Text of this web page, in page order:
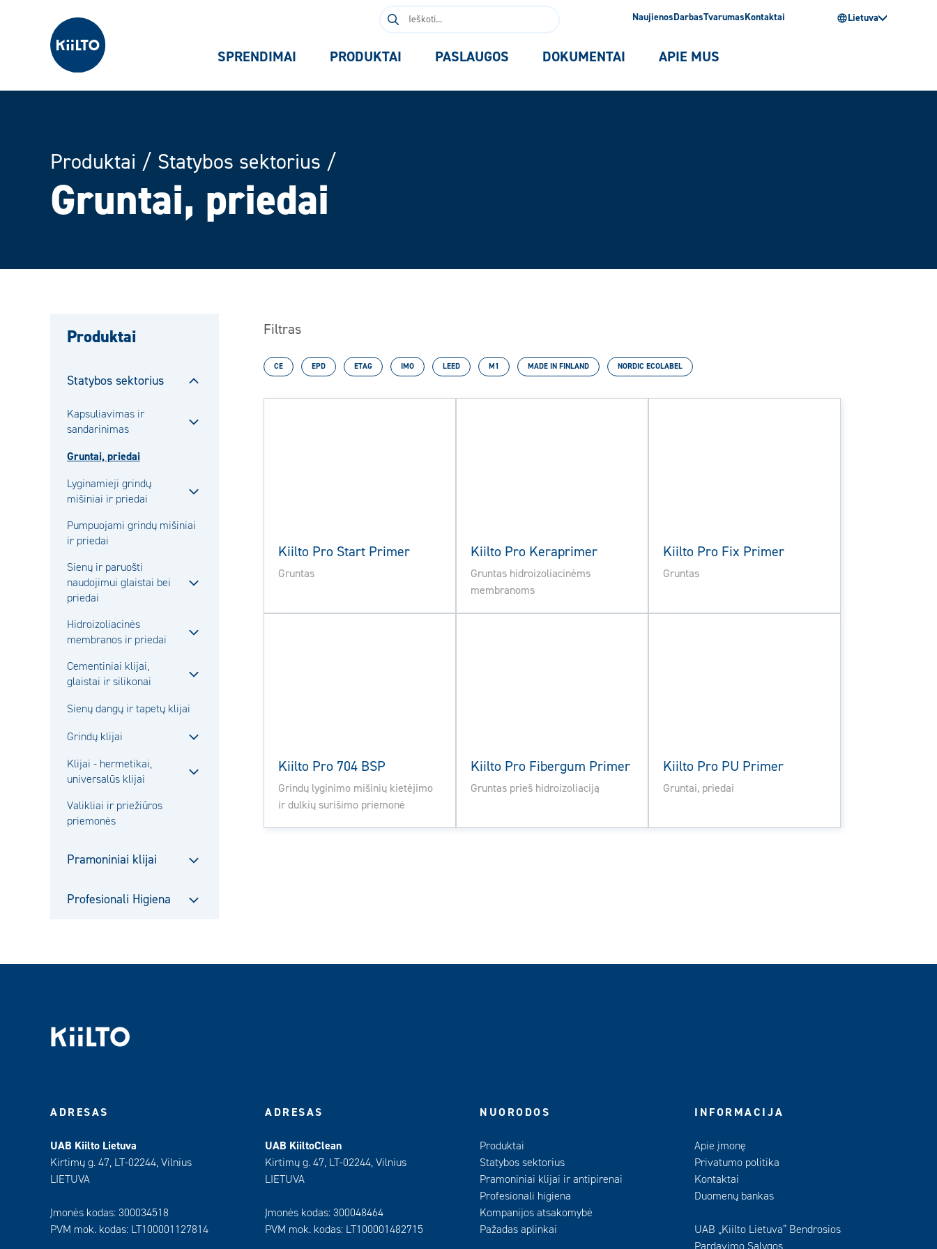
Kiilto Lietuva Ieškoti: NaujienosDarbasTvarumasKontaktai Lietuva
SPRENDIMAI PRODUKTAI PASLAUGOS DOKUMENTAI APIE MUS
Produktai / Statybos sektorius /
Gruntai, priedai
Produktai
Statybos sektorius
Kapsuliavimas ir
sandarinimas
Gruntai, priedai
Lyginamieji grindų
mišiniai ir priedai
alavalikko
Pumpuojami grindų mišiniai
ir priedai
Sienų ir paruošti
naudojimui glaistai bei
priedai
Hidroizoliacinės
membranos ir priedai
Cementiniai klijai,
glaistai ir silikonai
Sienų dangų ir tapetų klijai
Grindų klijai
alavalikko
Klijai - hermetikai,
universalūs klijai
Valikliai ir priežiūros
priemonės
Pramoniniai klijai
Profesionali Higiena
Filtras
CE EPD ETAG IMO LEED M1 MADE IN FINLAND NORDIC ECOLABEL
Kiilto Pro Start Primer
Gruntas
Kiilto Pro Keraprimer
Gruntas hidroizoliacinėms
membranoms
Kiilto Pro Fix Primer
Gruntas
Kiilto Pro 704 BSP
Grindų lyginimo mišinių kietėjimo
ir dulkių surišimo priemonė
Kiilto Pro Fibergum Primer
Gruntas prieš hidroizoliaciją
Kiilto Pro PU Primer
Gruntai, priedai
ADRESAS
UAB Kiilto Lietuva
Kirtimų g. 47, LT-02244, Vilnius
LIETUVA
Įmonės kodas: 300034518
PVM mok. kodas: LT100001127814
ADRESAS
UAB KiiltoClean
Kirtimų g. 47, LT-02244, Vilnius
LIETUVA
Įmonės kodas: 300048464
PVM mok. kodas: LT100001482715
NUORODOS
Produktai
Statybos sektorius
Pramoniniai klijai ir antipirenai
Profesionali higiena
Kompanijos atsakomybė
Pažadas aplinkai
INFORMACIJA
Apie įmonę
Privatumo politika
Kontaktai
Duomenų bankas
UAB „Kiilto Lietuva“ Bendrosios
Pardavimo Sąlygos